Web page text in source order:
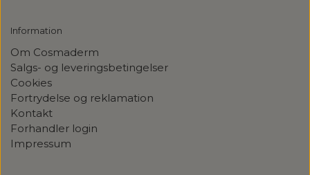
Information
Om Cosmaderm
Salgs- og leveringsbetingelser
Cookies
Fortrydelse og reklamation
Kontakt
Forhandler login
Impressum